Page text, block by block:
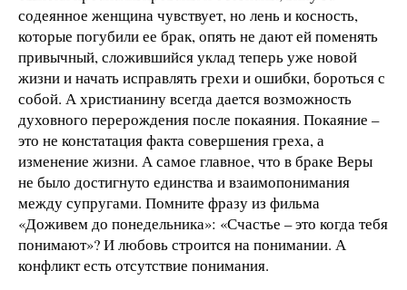
содеянное женщина чувствует, но лень и косность,
которые погубили ее брак, опять не дают ей поменять
привычный, сложившийся уклад теперь уже новой
жизни и начать исправлять грехи и ошибки, бороться с
собой. А христианину всегда дается возможность
духовного перерождения после покаяния. Покаяние –
это не констатация факта совершения греха, а
изменение жизни. А самое главное, что в браке Веры
не было достигнуто единства и взаимопонимания
между супругами. Помните фразу из фильма
«Доживем до понедельника»: «Счастье – это когда тебя
понимают»? И любовь строится на понимании. А
конфликт есть отсутствие понимания.